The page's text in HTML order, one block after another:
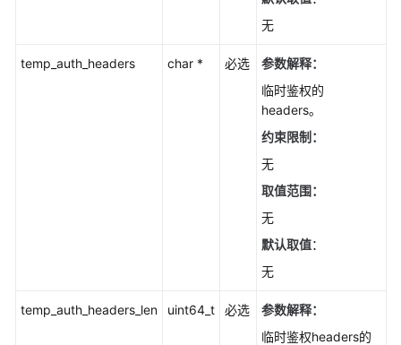
无
temp_auth_headers char * 必选
参数解释：
临时鉴权的
headers。
约束限制：
无
取值范围：
无
默认取值：
无
temp_auth_headers_len uint64_t 必选
参数解释：
临时鉴权headers的